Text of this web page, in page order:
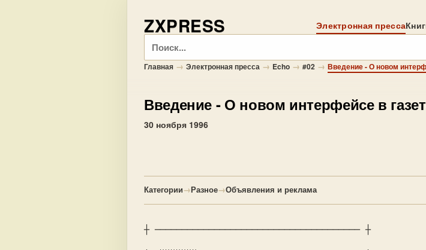
ZXPRESS Электронная пресса
Поиск
Главная → Электронная пресса → Echo → #02 → Введение - О новом
Введение - О новом интерфейсе в
30 ноября 1996
Категории→Разное→Объявления и реклама
┼ ────────────────────────────────────── ┼